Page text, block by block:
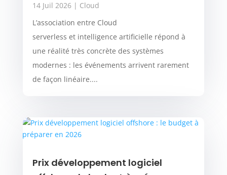
14 Juil 2026| Cloud
L’association entre Cloud
serverless et intelligence artificielle répond à
une réalité très concrète des systèmes
modernes : les événements arrivent rarement
de façon linéaire....
Prix développement logiciel